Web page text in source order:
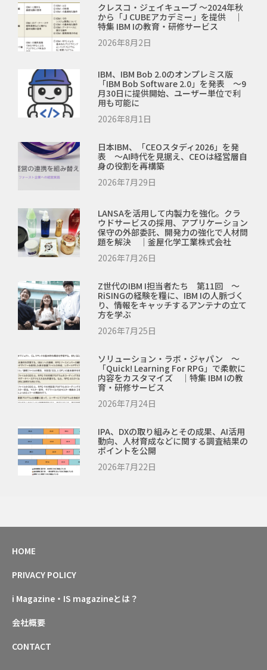
クレスコ・ジェイキューブ ～2024年秋
から「J CUBEアカデミー」を提供 ｜
特集 IBM Iの教育・研修サービス
2026年8月2日
IBM、IBM Bob 2.0のオンプレミス版
「IBM Bob Software 2.0」を発表 ～9
月30日に提供開始、ユーザー単位で利
用も可能に
2026年8月1日
日本IBM、「CEOスタディ2026」を発
表 ～AI時代を見据え、CEOは経営層自
身の役割を再構築
2026年7月29日
LANSAを活用して内製力を強化。クラ
ウドサービスの採用、アプリケーション
保守の外部委託、開発力の強化で人材問
題を解決 ｜釜屋化学工業株式会社
2026年7月26日
Z世代のIBM I担当者たち 第11回 ～
RiSINGの経験を糧に、IBM Iの人脈づく
り、情報をキャッチするアンテナの立て
方を学ぶ
2026年7月25日
ソリューション・ラボ・ジャパン ～
「Quick! Learning For RPG」で柔軟に
内容をカスタマイズ ｜特集 IBM Iの教
育・研修サービス
2026年7月24日
IPA、DXの取り組みとその成果、AI活用
動向、人材育成などに関する調査結果の
ポイントを公開
2026年7月22日
HOME
PRIVACY POLICY
i Magazine・IS magazineとは？
会社概要
CONTACT